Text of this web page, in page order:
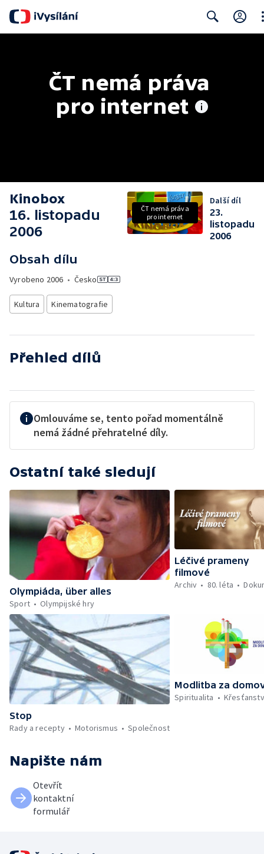
ČT nemá práva
pro internet
Kinobox
16. listopadu
2006
Obsah dílu
Vyrobeno 2006 • Česko
Kultura Kinematografie
ČT nemá práva
pro internet
Další díl
23.
listopadu
2006
Přehled dílů
Omlouváme se, tento pořad momentálně
nemá žádné přehratelné díly.
Ostatní také sledují
Olympiáda, über alles
Sport
Olympijské hry
Léčivé prameny
filmové
Archiv
80. léta
Stop
Rady a recepty
Motorismus Společnost
Modlitba za
Spiritualita
Napište nám
Otevřít
kontaktní
formulář